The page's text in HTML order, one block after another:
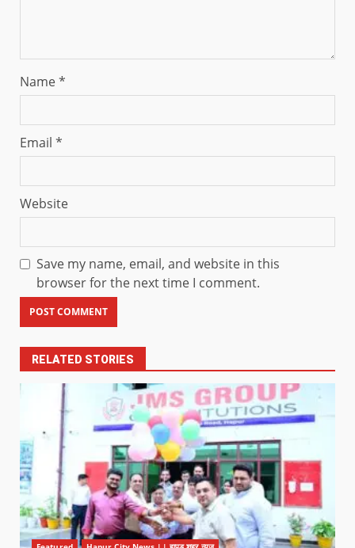
Name*
Email *
Website
Save my name, email, and website in this
browser for the next time I comment.
RELATED STORIES